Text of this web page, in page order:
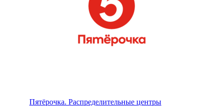
Пятёрочка. Распределительные центры